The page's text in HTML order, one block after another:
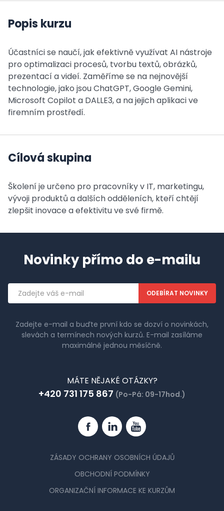
Popis kurzu
Účastníci se naučí, jak efektivně využívat AI nástroje
pro optimalizaci procesů, tvorbu textů, obrázků,
prezentací a videí. Zaměříme se na nejnovější
technologie, jako jsou ChatGPT, Google Gemini,
Microsoft Copilot a DALLE3, a na jejich aplikaci ve
firemním prostředí.
Cílová skupina
Školení je určeno pro pracovníky v IT, marketingu,
vývoji produktů a dalších odděleních, kteří chtějí
zlepšit inovace a efektivitu ve své firmě.
Novinky přímo do e-mailu
Emailová
adresa
Zadejte e-mail a buďte první kdo se dozví o novinkách,
slevách a termínech nových kurzů. E-mail zasíláme
maximálně jednou měsíčně.
MÁTE NĚJAKÉ OTÁZKY?
+420 731 175 867 (Po-Pá: 09-17hod.)
FacebookLinkedinYouTube
ZÁSADY OCHRANY OSOBNÍCH ÚDAJŮ
OBCHODNÍ PODMÍNKY
ORGANIZAČNÍ INFORMACE KE KURZŮM